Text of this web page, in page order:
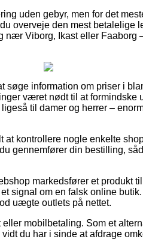
uden gebyr, men for det
overveje den mest betalelige
Viborg, Ikast eller Faaborg
søge information om priser i
været nødt til at formindske
til damer og herrer –
kontrollere nogle enkelte
gennemfører din bestilling,
markedsfører et produkt
signal om en falsk online
uægte outlets på nettet.
mobilbetaling. Som et
du har i sinde at afdrage